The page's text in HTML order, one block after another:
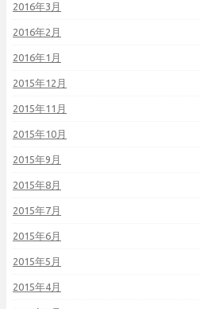
2016年3月
2016年2月
2016年1月
2015年12月
2015年11月
2015年10月
2015年9月
2015年8月
2015年7月
2015年6月
2015年5月
2015年4月